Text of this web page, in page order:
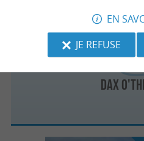
Dax
Dax
EN
JE REFUSE